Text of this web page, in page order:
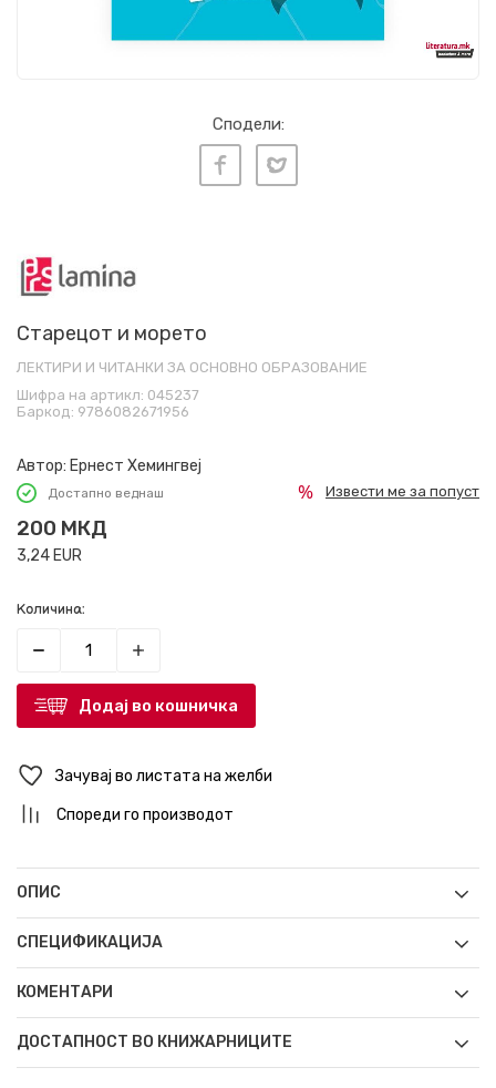
Сподели:
Старецот и морето
ЛЕКТИРИ И ЧИТАНКИ ЗА ОСНОВНО ОБРАЗОВАНИЕ
Шифра на артикл: 045237
Баркод: 9786082671956
Автор: Ернест Хемингвеј
Достапно веднаш
200 МКД
3,24EUR
Извести ме за попуст
Количина:
Додај во кошничка
Зачувај во листата на желби
Спореди го производот
ОПИС
СПЕЦИФИКАЦИЈА
КОМЕНТАРИ
ДОСТАПНОСТ ВО КНИЖАРНИЦИТЕ